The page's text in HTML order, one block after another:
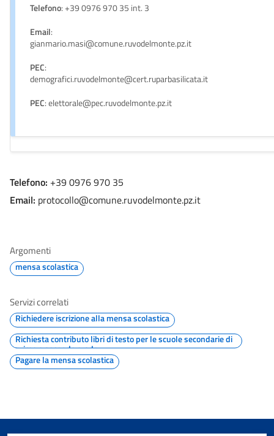
Telefono: +39 0976 970 35 int. 3
Email:
gianmario.masi@comune.ruvodelmonte.pz.it
PEC:
demografici.ruvodelmonte@cert.ruparbasilicata.it
PEC: elettorale@pec.ruvodelmonte.pz.it
Telefono: +39 0976 970 35
Email: protocollo@comune.ruvodelmonte.pz.it
Argomenti
mensa scolastica
Servizi correlati
Richiedere iscrizione alla mensa scolastica
Richiesta contributo libri di testo per le scuole secondarie di
primo o secondo grado
Pagare la mensa scolastica